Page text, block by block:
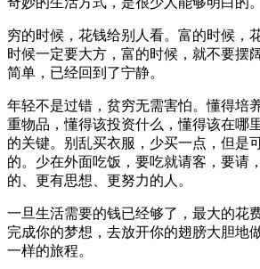
穷的时候，花钱给别人看。富的时候，
时候一定要大方，富的时候，就不要摆
简单，已经回到了宁静。
年轻不是过错，贫穷无需害怕。懂得培
重物品，懂得该投资什么，懂得该在哪
的关键。别乱买衣服，少买一点，但是
的。少在外面吃饭，要吃就请客，要请
的、更有思想、更努力的人。
一旦生活需要的钱已经够了，最大的花
完成你的梦想，去放开你的翅膀大胆地
一样的旅程。